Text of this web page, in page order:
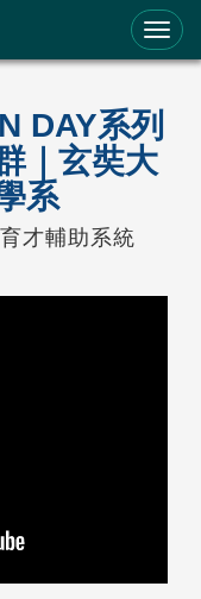
DAY系列
｜玄奘大
系
才輔助系統